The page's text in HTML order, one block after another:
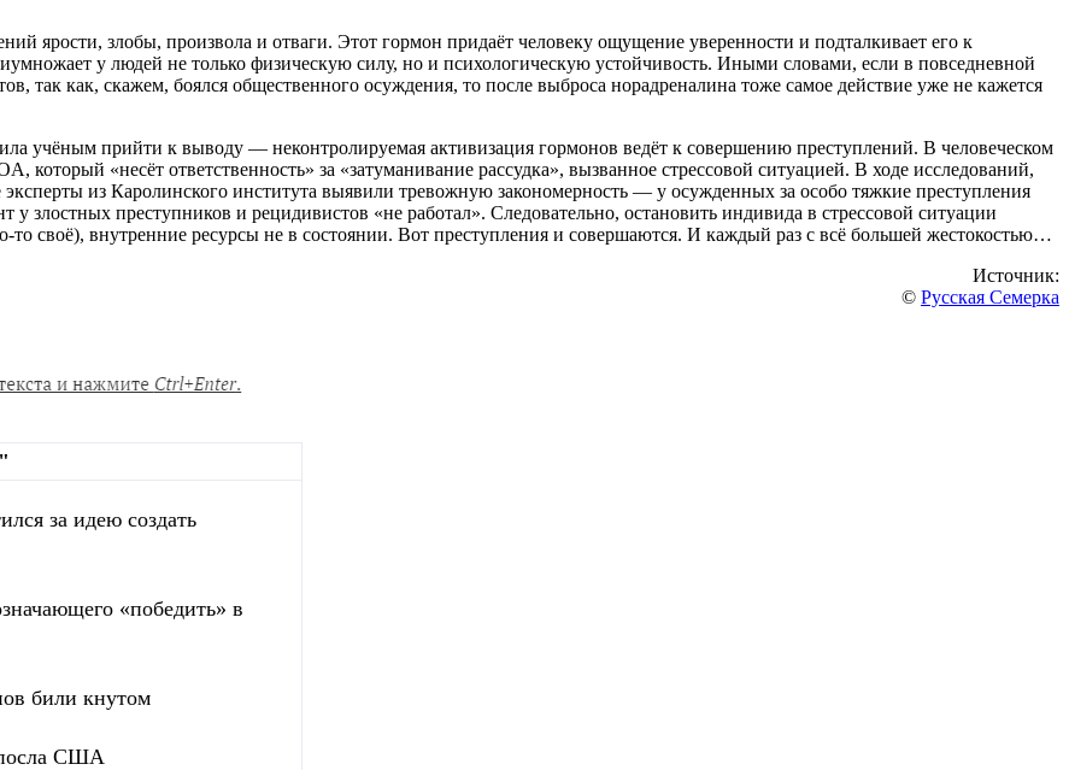
ярости, злобы, произвола и отваги. Этот гормон придаёт человеку ощущение уверенности и подталкивает его к
у людей не только физическую силу, но и психологическую устойчивость. Иными словами, если в повседневной
так как, скажем, боялся общественного осуждения, то после выброса норадреналина тоже самое действие уже не кажется
учёным прийти к выводу — неконтролируемая активизация гормонов ведёт к совершению преступлений. В человеческом
который «несёт ответственность» за «затуманивание рассудка», вызванное стрессовой ситуацией. В ходе исследований,
из Каролинского института выявили тревожную закономерность — у осужденных за особо тяжкие преступления
злостных преступников и рецидивистов «не работал». Следовательно, остановить индивида в стрессовой ситуации
своё), внутренние ресурсы не в состоянии. Вот преступления и совершаются. И каждый раз с всё большей жестокостью…
Источник:
© Русская Семерка
"
за идею создать
«победить» в
били кнутом
США